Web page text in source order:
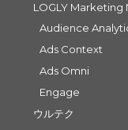
LOGLY Marketing
Audience
Ads Context
Ads Omni
Engage
ウルテク